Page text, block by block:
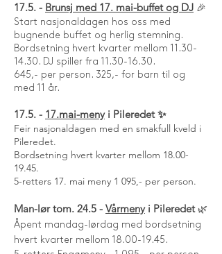
17.5. - Brunsj med 17. mai-buffet og DJ 🎉
Start nasjonaldagen hos oss med
bugnende buffet og herlig stemning.
Bordsetning hvert kvarter mellom 11.30-
14.30 . DJ spiller fra 11.30-16.30 .
645,- per person. 325,- for barn til og
med 11 år.
17.5. - 17.mai-menyi Pileredet ✨
Feir nasjonaldagen med en smakfull kveld i
Pileredet.
Bordsetning hvert kvarter mellom 18.00-
19.45.
5-retters 17. mai meny 1 095,- per person.
Man-lør tom. 24.5 - Vårmenyi Pileredet🌿
Åpent mandag-lørdag med bordsetning
hvert kvarter mellom 18.00-19.45.